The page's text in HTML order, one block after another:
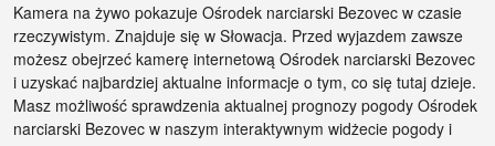
Kamera na żywo pokazuje Ośrodek narciarski Bezovec w czasie
rzeczywistym. Znajduje się w Słowacja. Przed wyjazdem zawsze
możesz obejrzeć kamerę internetową Ośrodek narciarski Bezovec
i uzyskać najbardziej aktualne informacje o tym, co się tutaj dzieje.
Masz możliwość sprawdzenia aktualnej prognozy pogody Ośrodek
narciarski Bezovec w naszym interaktywnym widżecie pogody i